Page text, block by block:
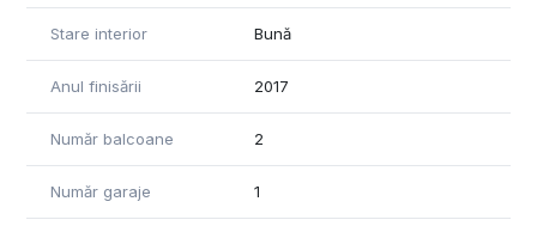
Stare interior Bună
Anul finisării 2017
Număr balcoane 2
Număr garaje 1